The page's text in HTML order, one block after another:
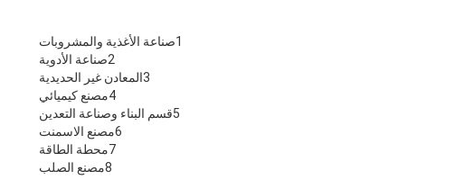
1صناعة الأغذية والمشروبات
2صناعة الأدوية
3المعادن غير الحديدية
4مصنع كيميائي
5قسم البناء وصناعة التعدين
6مصنع الاسمنت
7محطة الطاقة
8مصنع الصلب